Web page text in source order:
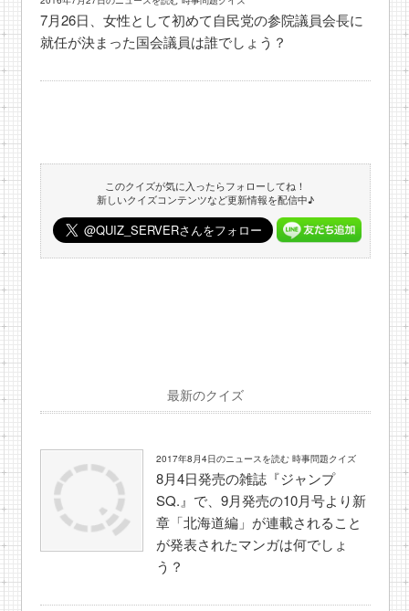
7月26日、女性として初めて自民党の参院議員会長に
就任が決まった国会議員は誰でしょう？
このクイズが気に入ったらフォローしてね！
新しいクイズコンテンツなど更新情報を配信中♪
最新のクイズ
2017年8月4日のニュースを読む 時事問題クイズ
8月4日発売の雑誌『ジャンプ
SQ.』で、9月発売の10月号より新
章「北海道編」が連載されること
が発表されたマンガは何でしょ
う？